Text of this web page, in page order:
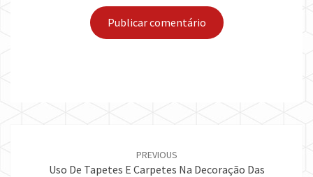
PREVIOUS
Uso De Tapetes E Carpetes Na Decoração Das